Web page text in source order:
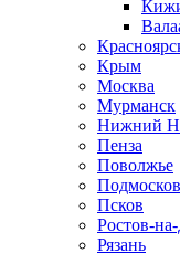
Крым
Москва
Мурманск
Нижний
Пенза
Поволжье
Псков
Ростов-
Рязань